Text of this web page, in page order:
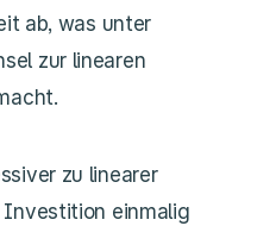
ab, was unter
zur linearen
zu linearer
Investition einmalig